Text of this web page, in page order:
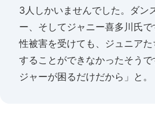
3人しかいませんでした。ダン
ー、そしてジャニー喜多川氏
性被害を受けても、ジュニア
することができなかったそう
ジャーが困るだけだから」と。